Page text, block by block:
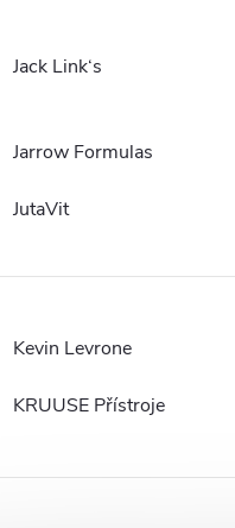
Jack Link‘s
Jarrow Formulas
JutaVit
Kevin Levrone
KRUUSE Přístroje